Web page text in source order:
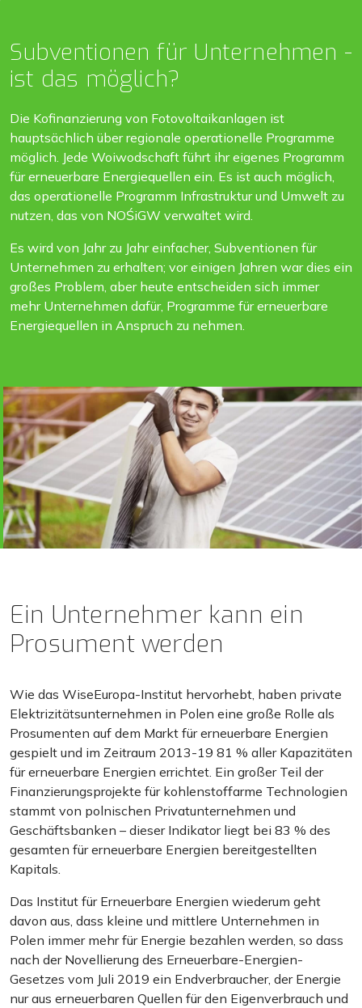
Subventionen für Unternehmen -
ist das möglich?
Die Kofinanzierung von Fotovoltaikanlagen ist
hauptsächlich über regionale operationelle Programme
möglich. Jede Woiwodschaft führt ihr eigenes Programm
für erneuerbare Energiequellen ein. Es ist auch möglich,
das operationelle Programm Infrastruktur und Umwelt zu
nutzen, das von NOŚiGW verwaltet wird.
Es wird von Jahr zu Jahr einfacher, Subventionen für
Unternehmen zu erhalten; vor einigen Jahren war dies ein
großes Problem, aber heute entscheiden sich immer
mehr Unternehmen dafür, Programme für erneuerbare
Energiequellen in Anspruch zu nehmen.
Ein Unternehmer kann ein
Prosument werden
Wie das WiseEuropa-Institut hervorhebt, haben private
Elektrizitätsunternehmen in Polen eine große Rolle als
Prosumenten auf dem Markt für erneuerbare Energien
gespielt und im Zeitraum 2013-19 81 % aller Kapazitäten
für erneuerbare Energien errichtet. Ein großer Teil der
Finanzierungsprojekte für kohlenstoffarme Technologien
stammt von polnischen Privatunternehmen und
Geschäftsbanken – dieser Indikator liegt bei 83 % des
gesamten für erneuerbare Energien bereitgestellten
Kapitals.
Das Institut für Erneuerbare Energien wiederum geht
davon aus, dass kleine und mittlere Unternehmen in
Polen immer mehr für Energie bezahlen werden, so dass
nach der Novellierung des Erneuerbare-Energien-
Gesetzes vom Juli 2019 ein Endverbraucher, der Energie
nur aus erneuerbaren Quellen für den Eigenverbrauch und